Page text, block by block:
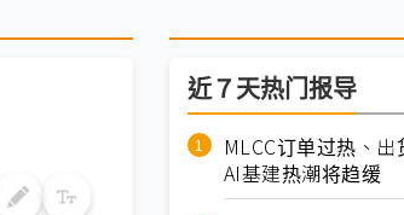
近７天热门报导
MLCC订单过热、
AI基建热潮将趋缓